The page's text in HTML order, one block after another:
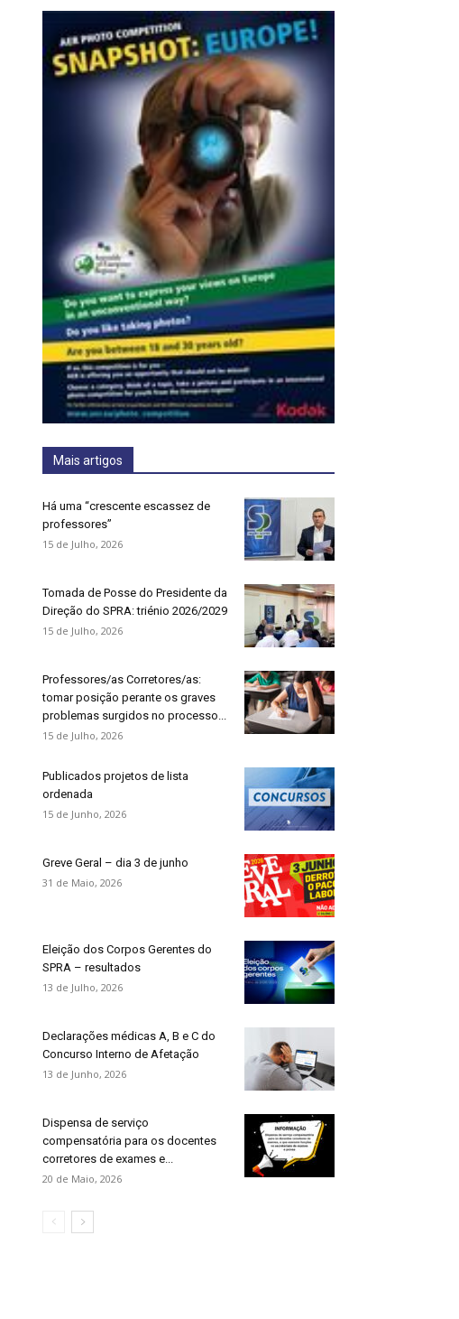
Mais artigos
Há uma “crescente escassez de
professores”
15 de Julho, 2026
Tomada de Posse do Presidente da
Direção do SPRA: triénio 2026/2029
15 de Julho, 2026
Professores/as Corretores/as:
tomar posição perante os graves
problemas surgidos no processo...
15 de Julho, 2026
Publicados projetos de lista
ordenada
15 de Junho, 2026
Greve Geral – dia 3 de junho
31 de Maio, 2026
Eleição dos Corpos Gerentes do
SPRA – resultados
13 de Julho, 2026
Declarações médicas A, B e C do
Concurso Interno de Afetação
13 de Junho, 2026
Dispensa de serviço
compensatória para os docentes
corretores de exames e...
20 de Maio, 2026